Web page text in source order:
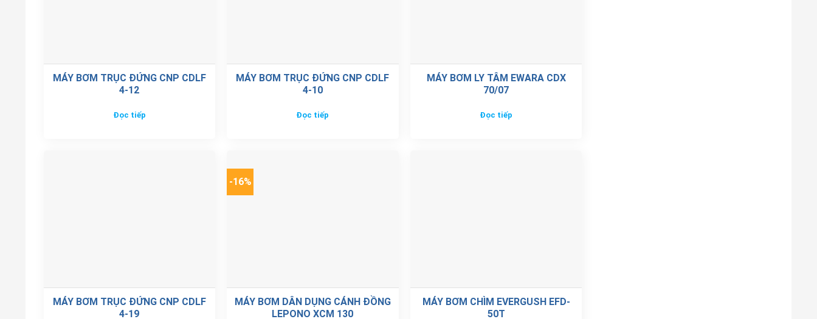
MÁY BƠM TRỤC ĐỨNG CNP CDLF
4-12
Đọc tiếp
MÁY BƠM TRỤC ĐỨNG CNP CDLF
4-10
Đọc tiếp
MÁY BƠM LY TÂM EWARA CDX
70/07
Đọc tiếp
MÁY BƠM TRỤC ĐỨNG CNP CDLF
4-19
-16%
MÁY BƠM DÂN DỤNG CÁNH ĐỒNG
LEPONO XCM 130
MÁY BƠM CHÌM EVERGUSH EFD-
50T